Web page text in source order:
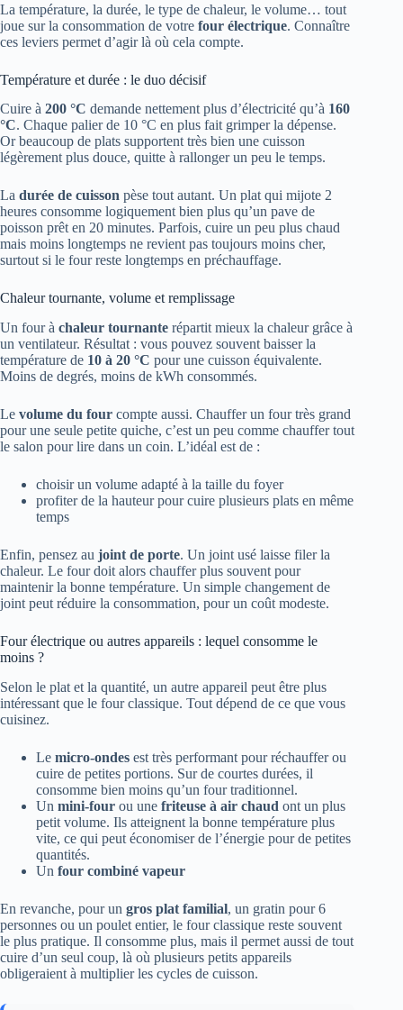
La température, la durée, le type de chaleur, le volume… tout
joue sur la consommation de votre four électrique. Connaître
ces leviers permet d’agir là où cela compte.
Température et durée : le duo décisif
Cuire à 200 °C demande nettement plus d’électricité qu’à 160
°C. Chaque palier de 10 °C en plus fait grimper la dépense.
Or beaucoup de plats supportent très bien une cuisson
légèrement plus douce, quitte à rallonger un peu le temps.
La durée de cuisson pèse tout autant. Un plat qui mijote 2
heures consomme logiquement bien plus qu’un pave de
poisson prêt en 20 minutes. Parfois, cuire un peu plus chaud
mais moins longtemps ne revient pas toujours moins cher,
surtout si le four reste longtemps en préchauffage.
Chaleur tournante, volume et remplissage
Un four à chaleur tournante répartit mieux la chaleur grâce à
un ventilateur. Résultat : vous pouvez souvent baisser la
température de 10 à 20 °C pour une cuisson équivalente.
Moins de degrés, moins de kWh consommés.
Le volume du four compte aussi. Chauffer un four très grand
pour une seule petite quiche, c’est un peu comme chauffer tout
le salon pour lire dans un coin. L’idéal est de :
choisir un volume adapté à la taille du foyer
profiter de la hauteur pour cuire plusieurs plats en même
temps
Enfin, pensez au joint de porte. Un joint usé laisse filer la
chaleur. Le four doit alors chauffer plus souvent pour
maintenir la bonne température. Un simple changement de
joint peut réduire la consommation, pour un coût modeste.
Four électrique ou autres appareils : lequel consomme le
moins ?
Selon le plat et la quantité, un autre appareil peut être plus
intéressant que le four classique. Tout dépend de ce que vous
cuisinez.
Le micro-ondes est très performant pour réchauffer ou
cuire de petites portions. Sur de courtes durées, il
consomme bien moins qu’un four traditionnel.
Un mini-four ou une friteuse à air chaud ont un plus
petit volume. Ils atteignent la bonne température plus
vite, ce qui peut économiser de l’énergie pour de petites
quantités.
Un four combiné vapeur
En revanche, pour un gros plat familial, un gratin pour 6
personnes ou un poulet entier, le four classique reste souvent
le plus pratique. Il consomme plus, mais il permet aussi de tout
cuire d’un seul coup, là où plusieurs petits appareils
obligeraient à multiplier les cycles de cuisson.